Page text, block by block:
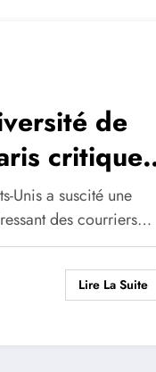
de
critique
» sur les
Unis a suscité une
des courriers…
Lire La Suite